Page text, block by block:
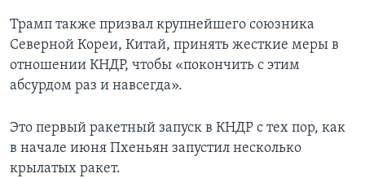
Трамп также призвал крупнейшего союзника
Северной Кореи, Китай, принять жесткие меры в
отношении КНДР, чтобы «покончить с этим
абсурдом раз и навсегда».
Это первый ракетный запуск в КНДР с тех пор, как
в начале июня Пхеньян запустил несколько
крылатых ракет.